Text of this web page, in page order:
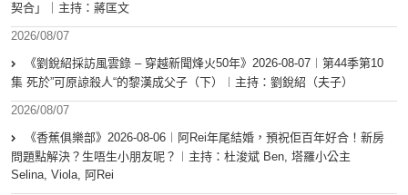
契合」｜主持：蔣匡文
2026/08/07
《劉銳紹採訪風雲錄 – 穿越新聞烽火50年》2026-08-07︱第44季第10
集 死於”可原諒殺人“的黎漢成父子（下）︱主持：劉銳紹（夫子）
2026/08/07
《香蕉俱樂部》2026-08-06︱阿Rei年尾結婚，預祝佢百年好合！新房
問題點解決？生唔生小朋友呢？︱主持：杜浚斌 Ben, 塔羅小公主
Selina, Viola, 阿Rei